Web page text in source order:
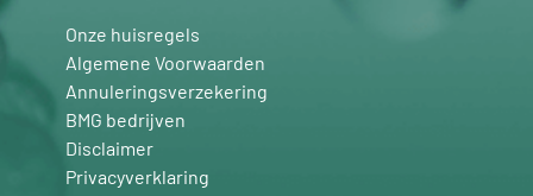
Onze huisregels
Algemene Voorwaarden
Annuleringsverzekering
BMG bedrijven
Disclaimer
Privacyverklaring